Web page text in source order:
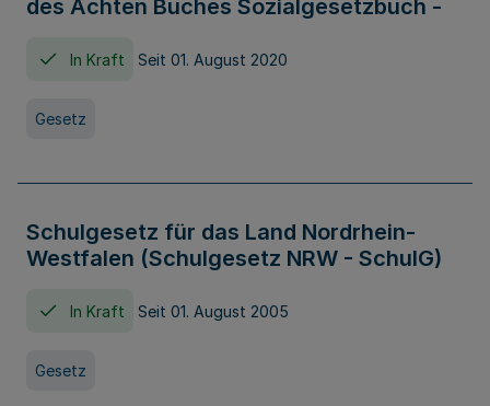
des Achten Buches Sozialgesetzbuch -
In Kraft Seit 01. August 2020
Gesetz
Schulgesetz für das Land Nordrhein-
Westfalen (Schulgesetz NRW - SchulG)
In Kraft Seit 01. August 2005
Gesetz